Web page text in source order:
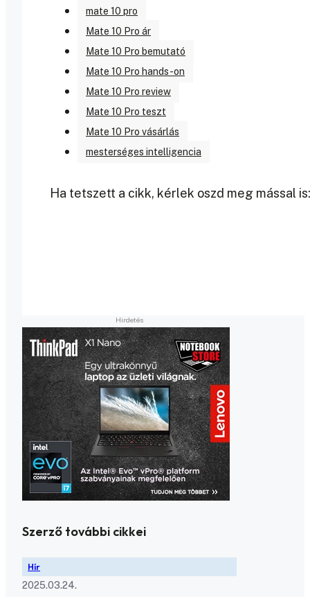
mate 10 pro
Mate 10 Pro ár
Mate 10 Pro bemutató
Mate 10 Pro hands-on
Mate 10 Pro review
Mate 10 Pro teszt
Mate 10 Pro vásárlás
mesterséges intelligencia
Ha tetszett a cikk, kérlek oszd meg mással is:
Szerző további cikkei
Hír
2025.03.24.